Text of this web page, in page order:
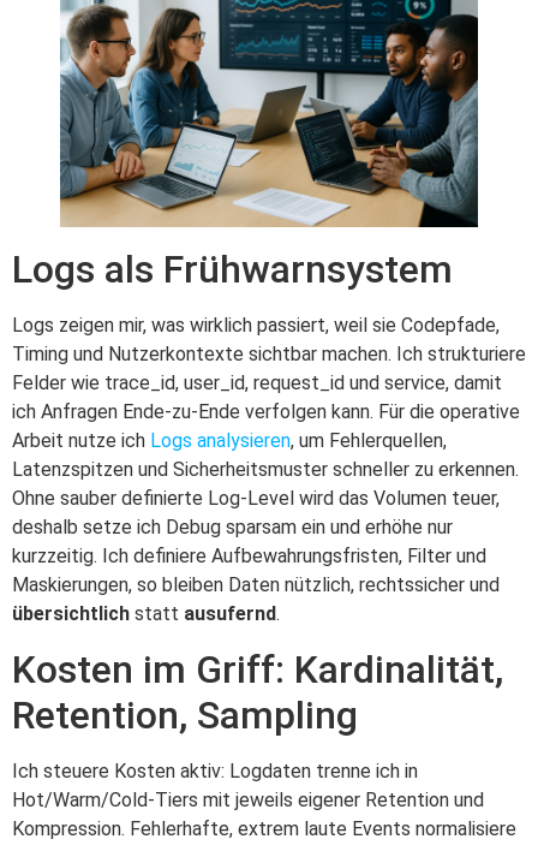
Logs als Frühwarnsystem
Logs zeigen mir, was wirklich passiert, weil sie Codepfade,
Timing und Nutzerkontexte sichtbar machen. Ich strukturiere
Felder wie trace_id, user_id, request_id und service, damit
ich Anfragen Ende‑zu‑Ende verfolgen kann. Für die operative
Arbeit nutze ich Logs analysieren, um Fehlerquellen,
Latenzspitzen und Sicherheitsmuster schneller zu erkennen.
Ohne sauber definierte Log-Level wird das Volumen teuer,
deshalb setze ich Debug sparsam ein und erhöhe nur
kurzzeitig. Ich definiere Aufbewahrungsfristen, Filter und
Maskierungen, so bleiben Daten nützlich, rechtssicher und
übersichtlich statt ausufernd.
Kosten im Griff: Kardinalität,
Retention, Sampling
Ich steuere Kosten aktiv: Logdaten trenne ich in
Hot/Warm/Cold‑Tiers mit jeweils eigener Retention und
Kompression. Fehlerhafte, extrem laute Events normalisiere